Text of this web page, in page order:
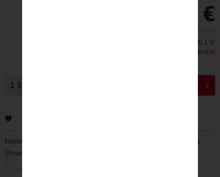
32,90 €
Inhalt: 1 St
zzgl. Versandkosten
Hinterlegen Sie Ihre Email Adresse und bleiben Sie stets über
diesen Artikel informiert.